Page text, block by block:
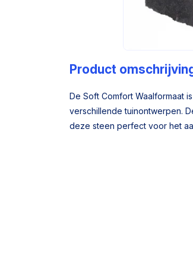
Product
De Soft Comfort Waalformaat
verschillende tuinontwerpen.
deze steen perfect voor het